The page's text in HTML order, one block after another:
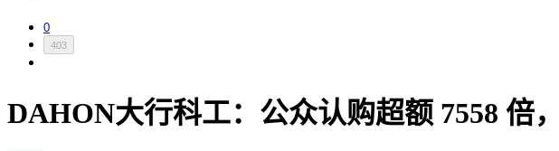
0
403
DAHON大行科工：公众认购超额 7558 倍